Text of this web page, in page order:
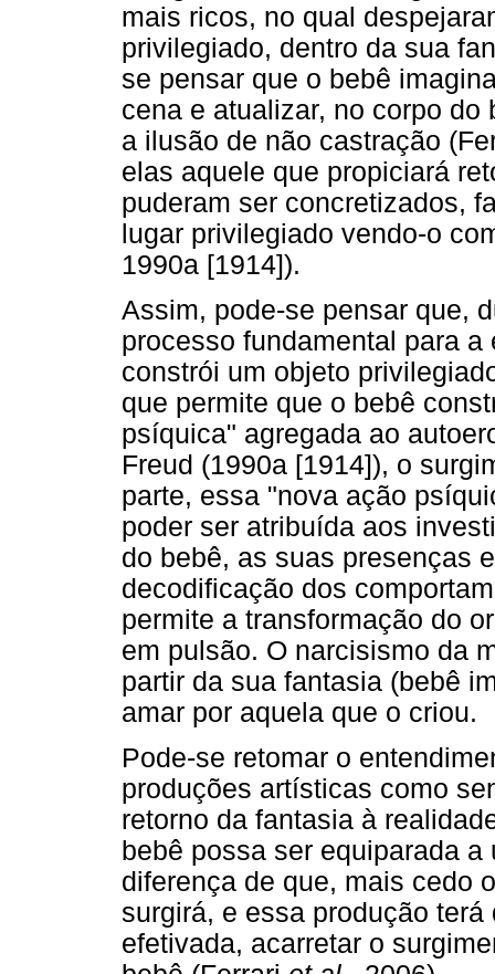
mais ricos, no qual
privilegiado, dentro da sua
se pensar que o bebê
cena e atualizar, no corpo
a ilusão de não castração
elas aquele que propiciará
puderam ser concretizados,
lugar privilegiado vendo-o
1990a [1914]).
Assim, pode-se pensar que,
processo fundamental para
constrói um objeto
que permite que o bebê
psíquica" agregada ao
Freud (1990a [1914]), o
parte, essa "nova ação
poder ser atribuída aos
do bebê, as suas presenças
decodificação dos
permite a transformação do
em pulsão. O narcisismo da
partir da sua fantasia (bebê
amar por aquela que o criou.
Pode-se retomar o
produções artísticas como
retorno da fantasia à
bebê possa ser equiparada
diferença de que, mais cedo
surgirá, e essa produção
efetivada, acarretar o